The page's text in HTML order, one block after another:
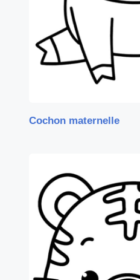
Cochon maternelle